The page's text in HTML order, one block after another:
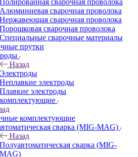
Полированная сварочная проволока
Алюминиевая сварочная проволока
Нержавеющая сварочная проволока
Порошковая сварочная проволока
Специальные сварочные материалы
прутки
Назад
Электроды
Неплавкие электроды
Плавкие электроды
комплектующие
сварка (MIG-MAG)
Назад
Полуавтоматическая сварка (MIG-
MAG)